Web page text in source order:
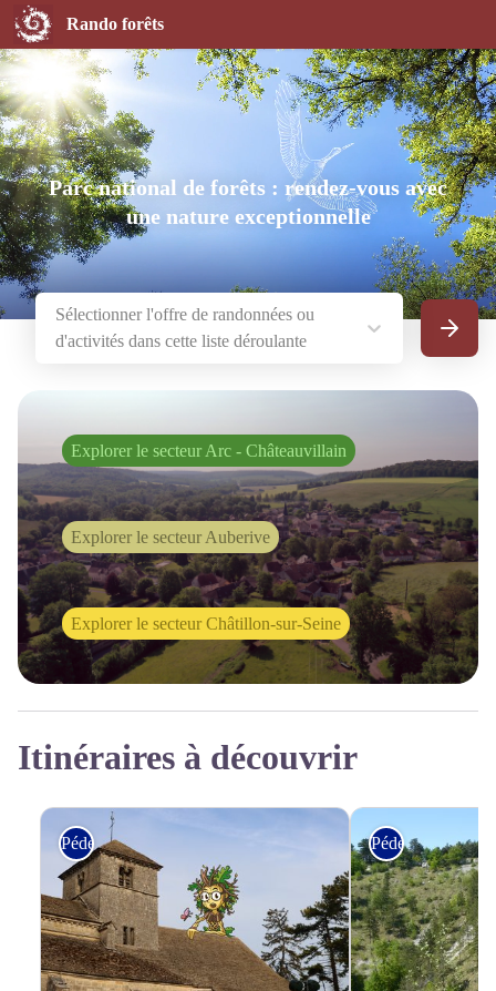
Rando forêts
Parc national de forêts : rendez-vous avec
une nature exceptionnelle
Sélectionner l'offre de randonnées ou
d'activités dans cette liste déroulante
Explorer le secteur Arc - Châteauvillain
Explorer le secteur Auberive
Explorer le secteur Châtillon-sur-Seine
Itinéraires à découvrir
Pédestre Pédestre